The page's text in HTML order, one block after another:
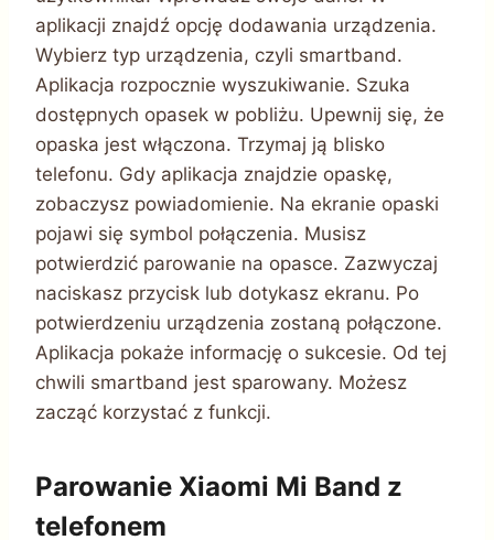
aplikacji znajdź opcję dodawania urządzenia.
Wybierz typ urządzenia, czyli smartband.
Aplikacja rozpocznie wyszukiwanie. Szuka
dostępnych opasek w pobliżu. Upewnij się, że
opaska jest włączona. Trzymaj ją blisko
telefonu. Gdy aplikacja znajdzie opaskę,
zobaczysz powiadomienie. Na ekranie opaski
pojawi się symbol połączenia. Musisz
potwierdzić parowanie na opasce. Zazwyczaj
naciskasz przycisk lub dotykasz ekranu. Po
potwierdzeniu urządzenia zostaną połączone.
Aplikacja pokaże informację o sukcesie. Od tej
chwili smartband jest sparowany. Możesz
zacząć korzystać z funkcji.
Parowanie Xiaomi Mi Band z
telefonem